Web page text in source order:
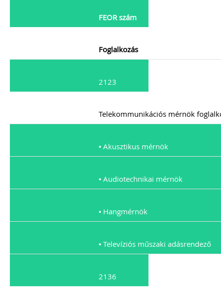
feltételeknek kell eleget tennie, illetve
[…]
Még több szakmai cikk »
FEOR szám
Foglalkozás
2123
Telekommunikációs mérnök
• Akusztikus mérnök
• Audiotechnikai mérnök
• Hangmérnök
• Televíziós műszaki adásrendező
2136